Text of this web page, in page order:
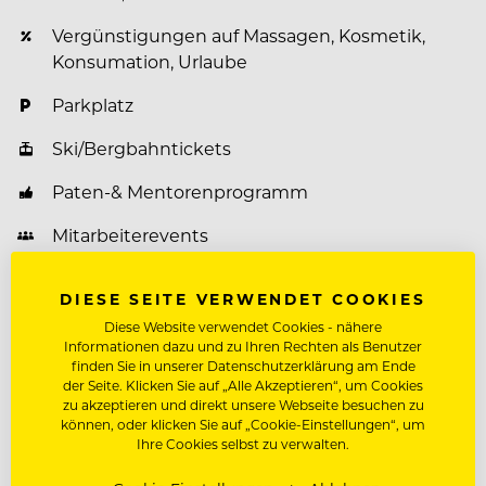
Vergünstigungen auf Massagen, Kosmetik,
Konsumation, Urlaube
Parkplatz
Ski/Bergbahntickets
Paten-& Mentorenprogramm
Mitarbeiterevents
Über Jungbrunn - Der Gutzeitort
Das Hotel Jungbrunn
DIESE SEITE VERWENDET COOKIES
Diese Website verwendet Cookies - nähere
Informationen dazu und zu Ihren Rechten als Benutzer
finden Sie in unserer Datenschutzerklärung am Ende
der Seite. Klicken Sie auf „Alle Akzeptieren“, um Cookies
zu akzeptieren und direkt unsere Webseite besuchen zu
können, oder klicken Sie auf „Cookie-Einstellungen“, um
Ihre Cookies selbst zu verwalten.